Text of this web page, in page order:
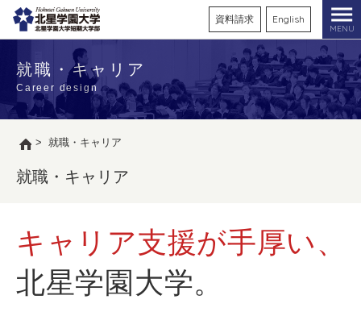
資料請求 English
MENU
就職・キャリア
Career design
> 就職・キャリア
就職・キャリア
キャリア支援が手厚い、
北星学園大学。